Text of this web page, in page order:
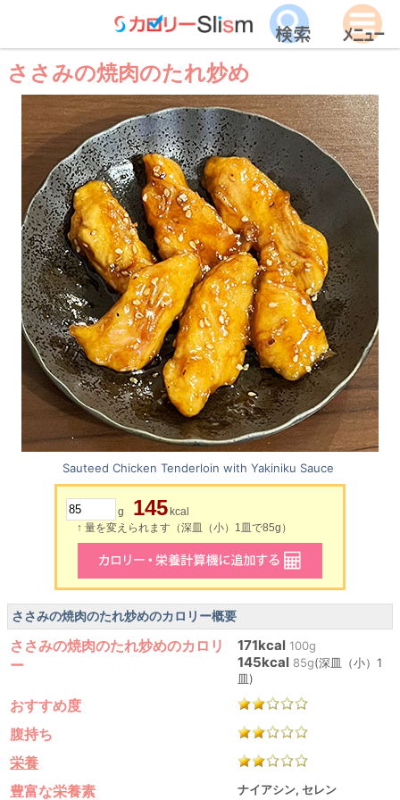
ささみの焼肉のたれ炒め
Sauteed Chicken Tenderloin with Yakiniku Sauce
g 145 kcal
↑ 量を変えられます（深皿（小）1皿で85g）
ささみの焼肉のたれ炒めのカロリー概要
ささみの焼肉のたれ炒めのカロリ
ー
171kcal 100g
145kcal 85g(深皿（小）1
皿)
おすすめ度
腹持ち
栄養
豊富な栄養素
ナイアシン, セレン